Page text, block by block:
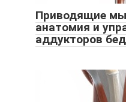
Приводящие
анатомия и
аддукторов